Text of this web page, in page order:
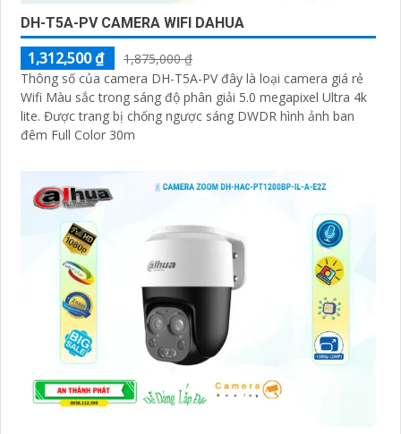
DH-T5A-PV CAMERA WIFI DAHUA
1,312,500 ₫
1,875,000 ₫
Thông số của camera DH-T5A-PV đây là loại camera giá rẻ
Wifi Màu sắc trong sáng độ phân giải 5.0 megapixel Ultra 4k
lite. Được trang bị chống ngược sáng DWDR hình ảnh ban
đêm Full Color 30m